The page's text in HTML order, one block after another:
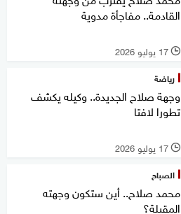
القادمة.. مفاجأة مدوية
l 17 يوليو 2026
رياضة
وجهة صلاح الجديدة.. وكيله يكشف
تطورا لافتا
l 17 يوليو 2026
الصباح
محمد صلاح.. أين ستكون وجهته
المقبلة؟